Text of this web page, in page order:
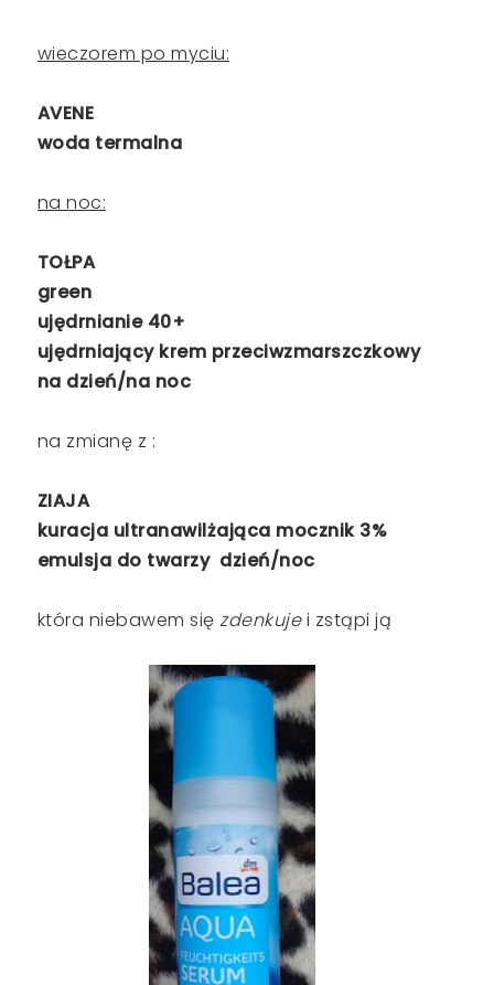
wieczorem po myciu:
AVENE
woda termalna
na noc:
TOŁPA
green
ujędrnianie 40+
ujędrniający krem przeciwzmarszczkowy
na dzień/na noc
na zmianę z :
ZIAJA
kuracja ultranawilżająca mocznik 3%
emulsja do twarzy dzień/noc
która niebawem się zdenkujei zstąpi ją